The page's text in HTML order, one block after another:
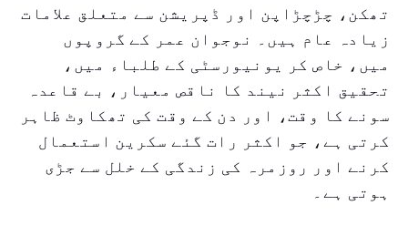
تھکن، چڑچڑاپن اور ڈپریشن سے متعلق علامات
زیادہ عام ہیں۔ نوجوان عمر کے گروپوں
میں، خاص کر یونیورسٹی کے طلباء میں،
تحقیق اکثر نیند کا ناقص معیار، بے قاعدہ
سونے کا وقت، اور دن کے وقت کی تھکاوٹ ظاہر
کرتی ہے، جو اکثر رات گئے سکرین استعمال
کرنے اور روزمرہ کی زندگی کے خلل سے جڑی
ہوتی ہے۔